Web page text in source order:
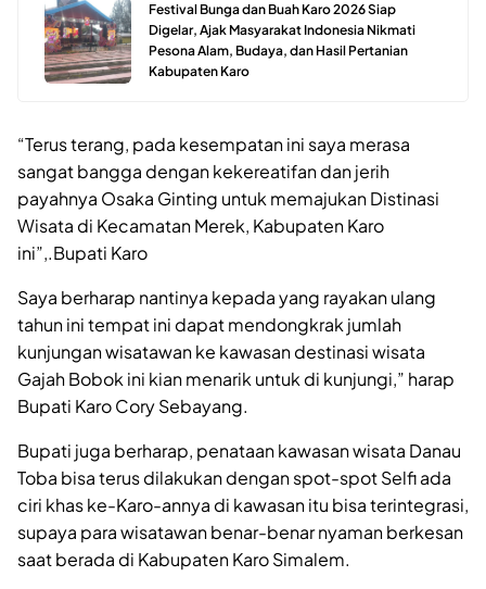
Festival Bunga dan Buah Karo 2026 Siap
Digelar, Ajak Masyarakat Indonesia Nikmati
Pesona Alam, Budaya, dan Hasil Pertanian
Kabupaten Karo
“Terus terang, pada kesempatan ini saya merasa
sangat bangga dengan kekereatifan dan jerih
payahnya Osaka Ginting untuk memajukan Distinasi
Wisata di Kecamatan Merek, Kabupaten Karo
ini”,.Bupati Karo
Saya berharap nantinya kepada yang rayakan ulang
tahun ini tempat ini dapat mendongkrak jumlah
kunjungan wisatawan ke kawasan destinasi wisata
Gajah Bobok ini kian menarik untuk di kunjungi,” harap
Bupati Karo Cory Sebayang.
Bupati juga berharap, penataan kawasan wisata Danau
Toba bisa terus dilakukan dengan spot-spot Selfi ada
ciri khas ke-Karo-annya di kawasan itu bisa terintegrasi,
supaya para wisatawan benar-benar nyaman berkesan
saat berada di Kabupaten Karo Simalem.